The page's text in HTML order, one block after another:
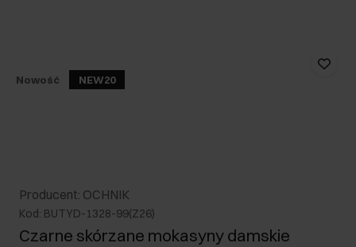
Nowość NEW20
Producent: OCHNIK
Kod: BUTYD-1328-99(Z26)
Czarne skórzane mokasyny damskie